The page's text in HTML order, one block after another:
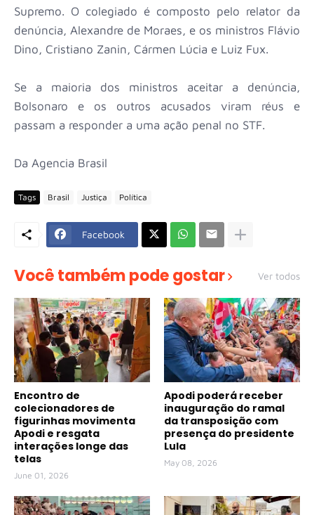
Supremo. O colegiado é composto pelo relator da
denúncia, Alexandre de Moraes, e os ministros Flávio
Dino, Cristiano Zanin, Cármen Lúcia e Luiz Fux.
Se a maioria dos ministros aceitar a denúncia,
Bolsonaro e os outros acusados viram réus e
passam a responder a uma ação penal no STF.
Da Agencia Brasil
Tags Brasil Justiça Política
Facebook
Você também pode gostar Ver todos
Encontro de
colecionadores de
figurinhas movimenta
Apodi e resgata
interações longe das
telas
June 01, 2026
Apodi poderá receber
inauguração do ramal
da transposição com
presença do presidente
Lula
May 08, 2026